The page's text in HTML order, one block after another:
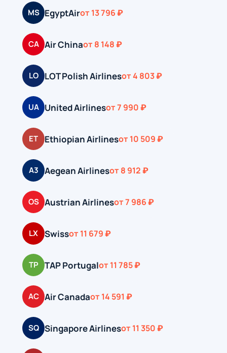
MS EgyptAirот 13 796 ₽
CA Air Chinaот 8 148 ₽
LO LOT Polish Airlinesот 4 803 ₽
UA United Airlinesот 7 990 ₽
ET Ethiopian Airlinesот 10 509 ₽
A3 Aegean Airlinesот 8 912 ₽
OS Austrian Airlinesот 7 986 ₽
LX Swissот 11 679 ₽
TP TAP Portugalот 11 785 ₽
AC Air Canadaот 14 591 ₽
SQ Singapore Airlinesот 11 350 ₽